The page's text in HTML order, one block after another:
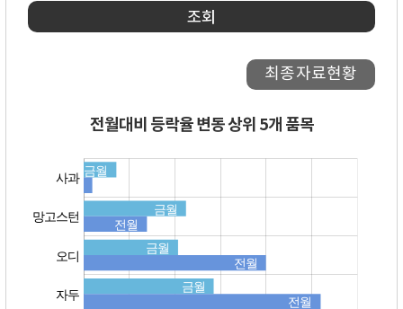
조회
최종자료현황
전월대비 등락율 변동 상위 5개 품목